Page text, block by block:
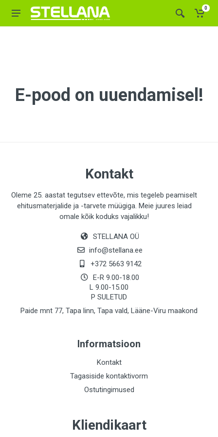
0
E-pood on uuendamisel!
Kontakt
Oleme 25. aastat tegutsev ettevõte, mis tegeleb peamiselt
ehitusmaterjalide ja -tarvete müügiga. Meie juures leiad
omale kõik koduks vajalikku!
STELLANA OÜ
info@stellana.ee
+372 5663 9142
E-R 9.00-18.00
L 9.00-15.00
P SULETUD
Paide mnt 77, Tapa linn, Tapa vald, Lääne-Viru maakond
Informatsioon
Kontakt
Tagasiside kontaktivorm
Ostutingimused
Kliendikaart